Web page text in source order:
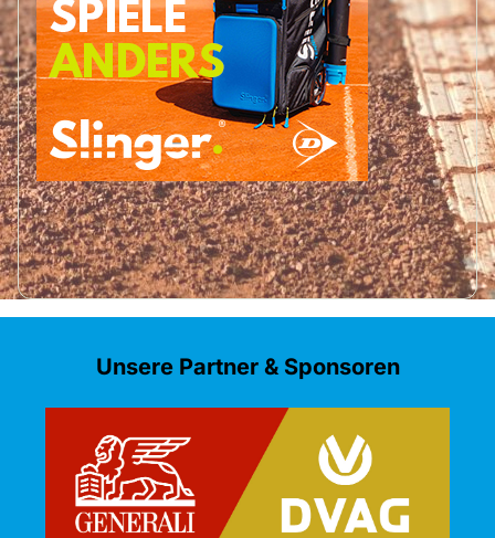
Unsere Partner & Sponsoren